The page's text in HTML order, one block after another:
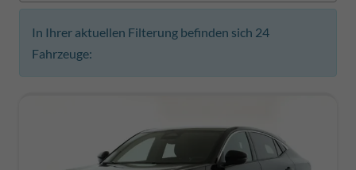
In Ihrer aktuellen Filterung befinden sich 24
Fahrzeuge: